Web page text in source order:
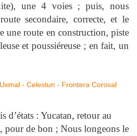
une 4 voies ; puis, nous
secondaire, correcte, et le
une route en construction, piste
et poussiéreuse ; en fait, un
d’états : Yucatan, retour au
pour de bon ; Nous longeons le